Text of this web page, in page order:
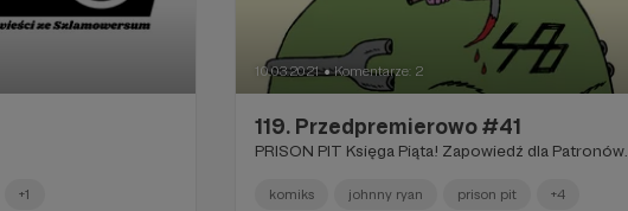
+1
10.03.2021 ● Komentarze: 2
119. Przedpremierowo #41
PRISON PIT Księga Piąta! Zapowiedź dla Patronów.
komiks johnny ryan prison pit +4